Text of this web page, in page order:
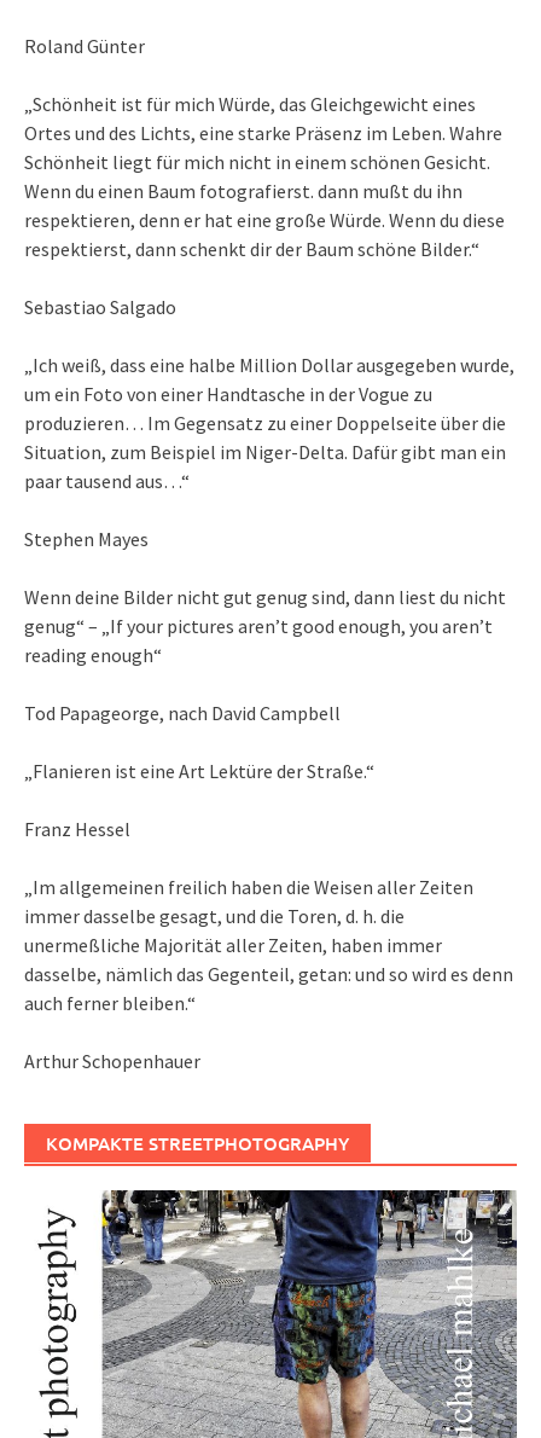
Roland Günter
„Schönheit ist für mich Würde, das Gleichgewicht eines
Ortes und des Lichts, eine starke Präsenz im Leben. Wahre
Schönheit liegt für mich nicht in einem schönen Gesicht.
Wenn du einen Baum fotografierst. dann mußt du ihn
respektieren, denn er hat eine große Würde. Wenn du diese
respektierst, dann schenkt dir der Baum schöne Bilder.“
Sebastiao Salgado
„Ich weiß, dass eine halbe Million Dollar ausgegeben wurde,
um ein Foto von einer Handtasche in der Vogue zu
produzieren… Im Gegensatz zu einer Doppelseite über die
Situation, zum Beispiel im Niger-Delta. Dafür gibt man ein
paar tausend aus…“
Stephen Mayes
Wenn deine Bilder nicht gut genug sind, dann liest du nicht
genug“ – „If your pictures aren’t good enough, you aren’t
reading enough“
Tod Papageorge, nach David Campbell
„Flanieren ist eine Art Lektüre der Straße.“
Franz Hessel
„Im allgemeinen freilich haben die Weisen aller Zeiten
immer dasselbe gesagt, und die Toren, d. h. die
unermeßliche Majorität aller Zeiten, haben immer
dasselbe, nämlich das Gegenteil, getan: und so wird es denn
auch ferner bleiben.“
Arthur Schopenhauer
KOMPAKTE STREETPHOTOGRAPHY